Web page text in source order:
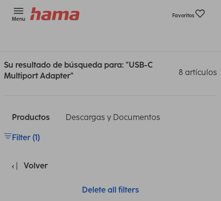
Menu
Favoritos
Su resultado de búsqueda para: "USB-C
Multiport Adapter"
8 artículos
Productos Descargas y Documentos
Filter (1)
Volver
Delete all filters